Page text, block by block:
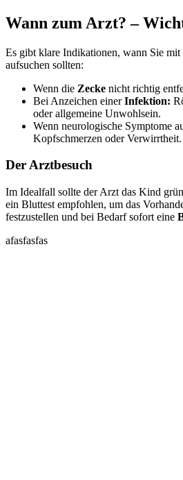
Wann zum Arzt? –
Es gibt klare Indikationen, wann Sie
aufsuchen sollten:
Wenn die Zecke nicht richtig
Bei Anzeichen einerInfektion:
oder allgemeine Unwohlsein.
Wenn neurologische Symptome
Kopfschmerzen oder Verwirrtheit.
Der Arztbesuch
Im Idealfall sollte der Arzt das Kind
ein Bluttest empfohlen, um das
festzustellen und bei Bedarf sofort eine
afasfasfas